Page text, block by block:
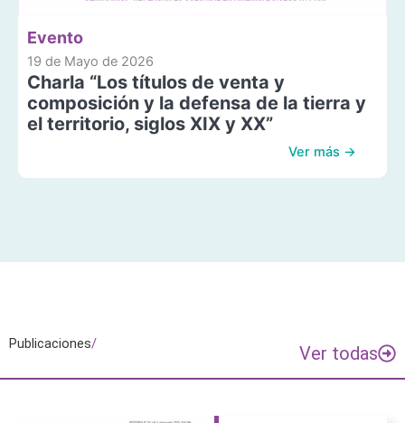
Evento
19 de Mayo de 2026
Charla “Los títulos de venta y
composición y la defensa de la tierra y
el territorio, siglos XIX y XX”
Ver más →
Publicaciones/ Ver todas